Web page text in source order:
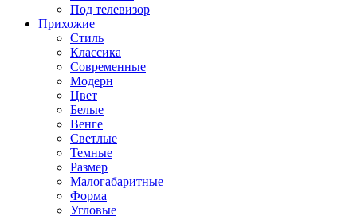
Под телевизор
Прихожие
Стиль
Классика
Современные
Модерн
Цвет
Белые
Венге
Светлые
Темные
Размер
Малогабаритные
Форма
Угловые